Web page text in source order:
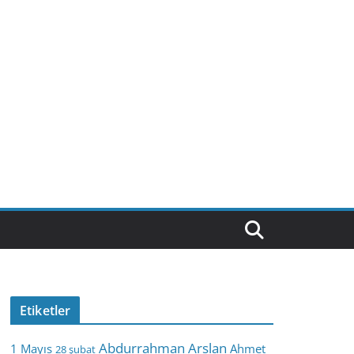
Etiketler
1 Mayıs 28 şubat Abdurrahman Arslan Ahmet